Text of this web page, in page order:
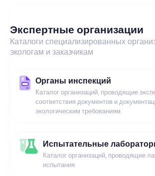
Экспертные организации
Каталоги специализированных
экологам и заказчикам
Органы инспекций
Каталог организаций, проводящие
соответствия документов и
экологическим требованиям
Испытательные
Каталог организаций, проводящие
испытания